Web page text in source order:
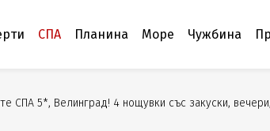
СПА Планина Море Чужбина
СПА 5*, Велинград! 4 нощувки със закуски,